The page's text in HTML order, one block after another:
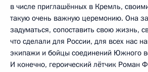
в числе приглашённых в Кремль,
такую очень важную церемонию. Она
задуматься, сопоставить свою жизнь,
что сделали для России, для всех нас
экипажи и бойцы соединений Южного
И конечно, героический лётчик Роман